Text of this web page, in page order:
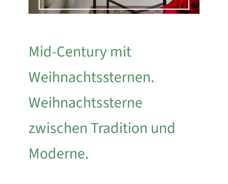
Mid-Century mit
Weihnachtssternen.
Weihnachtssterne
zwischen Tradition und
Moderne.